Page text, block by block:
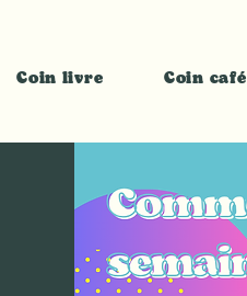
Coin livre Coin café